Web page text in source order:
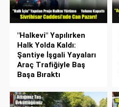
"Halkevi" Yapılırken
Halk Yolda Kaldı:
Şantiye İşgali Yayaları
Araç Trafiğiyle Baş
Başa Bıraktı